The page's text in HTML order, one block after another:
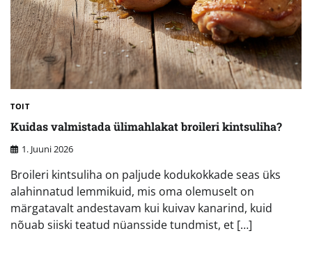
TOIT
Kuidas valmistada ülimahlakat broileri kintsuliha?
1. Juuni 2026
Broileri kintsuliha on paljude kodukokkade seas üks
alahinnatud lemmikuid, mis oma olemuselt on
märgatavalt andestavam kui kuivav kanarind, kuid
nõuab siiski teatud nüansside tundmist, et […]